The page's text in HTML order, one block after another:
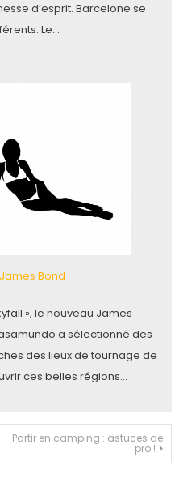
d’esprit. Barcelone se
Le…
Bond
», le nouveau James
a sélectionné des
des lieux de tournage de
ces belles régions…
Partir en camping : astuces de
pro !